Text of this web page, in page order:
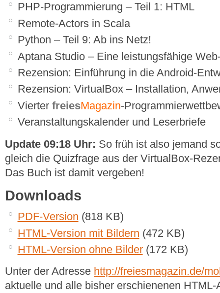
PHP-Programmierung – Teil 1: HTML
Remote-Actors in Scala
Python – Teil 9: Ab ins Netz!
Aptana Studio – Eine leistungsfähige
Rezension: Einführung in die Android-
Rezension: VirtualBox – Installation,
Vierter freiesMagazin-
Veranstaltungskalender und Leserbriefe
Update 09:18 Uhr: So früh ist also jemand
gleich die Quizfrage aus der VirtualBox-
Das Buch ist damit vergeben!
Downloads
PDF-Version (818 KB)
HTML-Version mit Bildern (472 KB)
HTML-Version ohne Bilder(172 KB)
Unter der Adresse http://freiesmagazin.de/
aktuelle und alle bisher erschienenen